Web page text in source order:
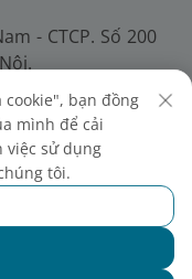
- CTCP. Số 200
Fax: (+84-24)
nghiệp, mã số
ký lần đầu ngày
thứ 10 ngày
phố Hà Nội.
cookie", bạn đồng
mình để cải
sử dụng
tôi.